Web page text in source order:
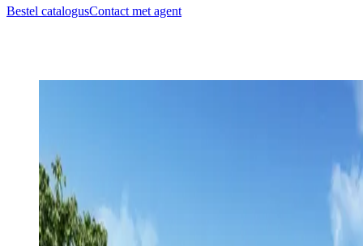
Bestel catalogusContact met agent